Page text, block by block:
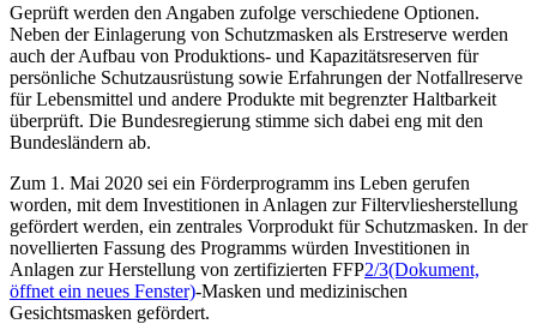
Geprüft werden den Angaben zufolge verschiedene Optionen.
Neben der Einlagerung von Schutzmasken als Erstreserve werden
auch der Aufbau von Produktions- und Kapazitätsreserven für
persönliche Schutzausrüstung sowie Erfahrungen der Notfallreserve
für Lebensmittel und andere Produkte mit begrenzter Haltbarkeit
überprüft. Die Bundesregierung stimme sich dabei eng mit den
Bundesländern ab.
Zum 1. Mai 2020 sei ein Förderprogramm ins Leben gerufen
worden, mit dem Investitionen in Anlagen zur Filtervliesherstellung
gefördert werden, ein zentrales Vorprodukt für Schutzmasken. In der
novellierten Fassung des Programms würden Investitionen in
Anlagen zur Herstellung von zertifizierten FFP2/3(Dokument,
öffnet ein neues Fenster)-Masken und medizinischen
Gesichtsmasken gefördert.